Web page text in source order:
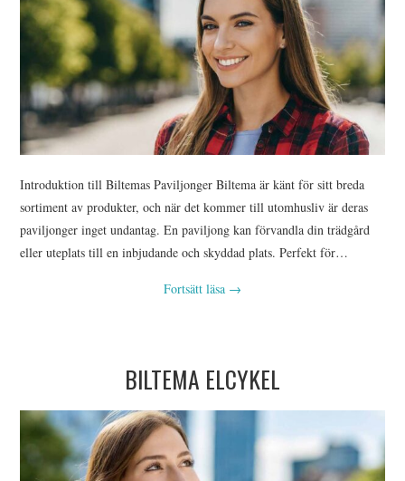
Introduktion till Biltemas Paviljonger Biltema är känt för sitt breda
sortiment av produkter, och när det kommer till utomhusliv är deras
paviljonger inget undantag. En paviljong kan förvandla din trädgård
eller uteplats till en inbjudande och skyddad plats. Perfekt för…
Fortsätt läsa →
BILTEMA ELCYKEL